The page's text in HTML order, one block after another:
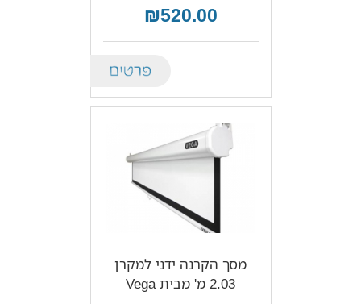
₪520.00
מסך הקרנה ידני למקרן
2.03 מ' מבית Vega